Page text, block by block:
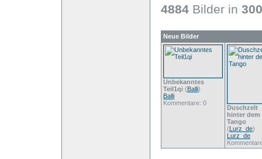
4884 Bilder in 300
Neue Bilder
Unbekanntes
Teil1qi (Balli)
Balli
Kommentare: 0
Duschzelt
hinter dem
Tango
(Lurz_de)
Lurz_de